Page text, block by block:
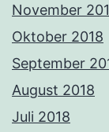
November
Oktober 2018
September
August 2018
Juli 2018